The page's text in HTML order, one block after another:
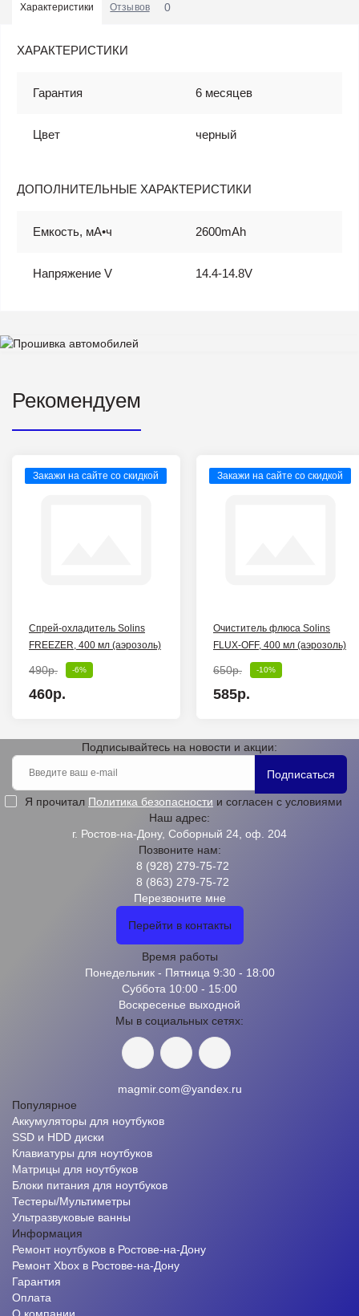
Характеристики Отзывов 0
ХАРАКТЕРИСТИКИ
Гарантия 6 месяцев
Цвет черный
ДОПОЛНИТЕЛЬНЫЕ ХАРАКТЕРИСТИКИ
Емкость, мА•ч 2600mAh
Напряжение V 14.4-14.8V
Рекомендуем
Закажи на сайте со скидкой
Спрей-охладитель Solins
FREEZER, 400 мл (аэрозоль)
490р. -6%
460р.
Закажи на сайте со скидкой
Очиститель флюса Solins
FLUX-OFF, 400 мл (аэрозоль)
650р. -10%
585р.
Подписывайтесь на новости и акции:
Подписаться
Я прочитал Политика безопасности и согласен с условиями
Наш адрес:
г. Ростов-на-Дону, Соборный 24, оф. 204
Позвоните нам:
8 (928) 279-75-72
8 (863) 279-75-72
Перезвоните мне
Перейти в контакты
Время работы
Понедельник - Пятница 9:30 - 18:00
Суббота 10:00 - 15:00
Воскресенье выходной
Мы в социальных сетях:
magmir.com@yandex.ru
Популярное
Аккумуляторы для ноутбуков
SSD и HDD диски
Клавиатуры для ноутбуков
Матрицы для ноутбуков
Блоки питания для ноутбуков
Тестеры/Мультиметры
Ультразвуковые ванны
Информация
Ремонт ноутбуков в Ростове-на-Дону
Ремонт Xbox в Ростове-на-Дону
Гарантия
Оплата